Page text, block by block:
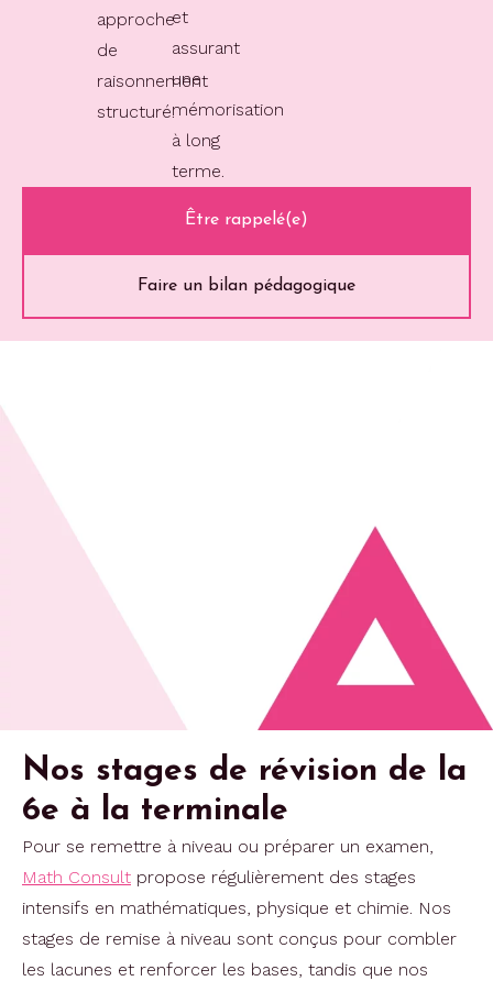
approche
de
raisonnement
structuré.
et
assurant
une
mémorisation
à long
terme.
Être rappelé(e)
Faire un bilan pédagogique
Nos stages de révision de la
6e à la terminale
Pour se remettre à niveau ou préparer un examen,
Math Consult propose régulièrement des stages
intensifs en mathématiques, physique et chimie. Nos
stages de remise à niveau sont conçus pour combler
les lacunes et renforcer les bases, tandis que nos